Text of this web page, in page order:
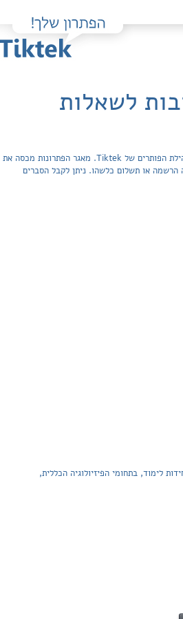
לשאלות
פה תוכלו למצוא בקלות ובחינם פתרונות מלאים ותשובות מפורטות לשאלות מהספר הפיזיולוגיה של המאמץ שהועלו על ידי חברי קהילת הפותרים של Tiktek. מאגר הפתרונות מכסה את
מצריכה הרשמה או תשלום כלשהו. ניתן לקבל הסברים
הנושאים גם את החומר הנדרש בתכנית הלימודים של מגמת החינוך הגופני לבחינות הבגרות ברמות של 3 ו5- יחידות לימוד, בתחומי הפיזיולוגיה הכללית,